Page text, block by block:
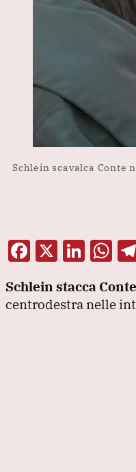
Schlein scavalca Conte
F
c
e
X Li
k
e
W
at
s
Schlein stacca
centrodestra nelle